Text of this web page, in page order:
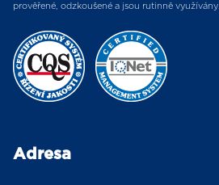
prověřené, odzkoušené a jsou rutinně využívány.
Adresa